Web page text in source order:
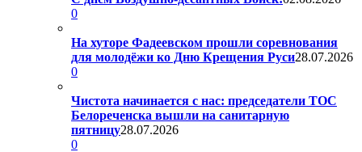
0
На хуторе Фадеевском прошли соревнования
для молодёжи ко Дню Крещения Руси28.07.2026
0
Чистота начинается с нас: председатели ТОС
Белореченска вышли на санитарную
пятницу28.07.2026
0